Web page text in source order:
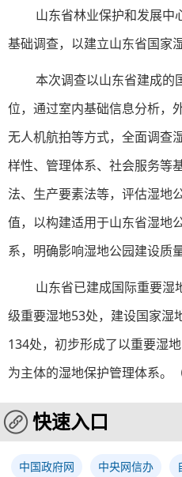
山东省林业保护和发展中
基础调查，以建立山东省国家
本次调查以山东省建成的
位，通过室内基础信息分析，
无人机航拍等方式，全面调查
样性、管理体系、社会服务等
法、生产要素法等，评估湿地
值，以构建适用于山东省湿地
系，明确影响湿地公园建设质
山东省已建成国际重要湿
级重要湿地53处，建设国家湿
134处，初步形成了以重要湿
为主体的湿地保护管理体系。
快速入口
中国政府网 中央网信办